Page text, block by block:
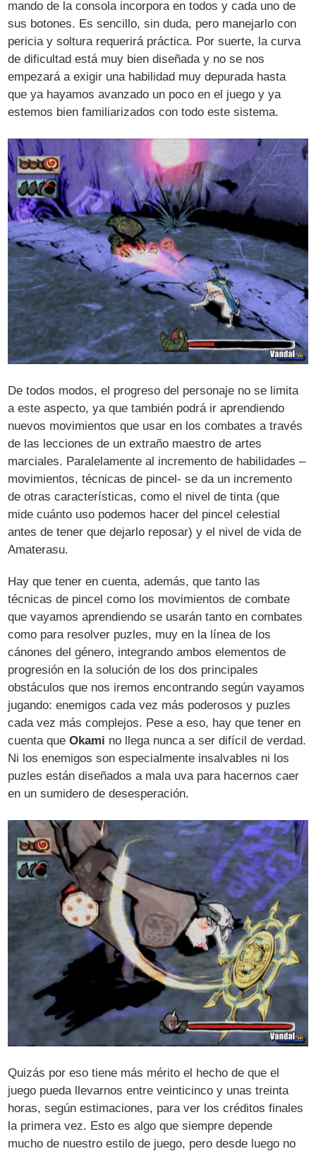
mando de la consola incorpora en todos y cada uno de
sus botones. Es sencillo, sin duda, pero manejarlo con
pericia y soltura requerirá práctica. Por suerte, la curva
de dificultad está muy bien diseñada y no se nos
empezará a exigir una habilidad muy depurada hasta
que ya hayamos avanzado un poco en el juego y ya
estemos bien familiarizados con todo este sistema.
De todos modos, el progreso del personaje no se limita
a este aspecto, ya que también podrá ir aprendiendo
nuevos movimientos que usar en los combates a través
de las lecciones de un extraño maestro de artes
marciales. Paralelamente al incremento de habilidades –
movimientos, técnicas de pincel- se da un incremento
de otras características, como el nivel de tinta (que
mide cuánto uso podemos hacer del pincel celestial
antes de tener que dejarlo reposar) y el nivel de vida de
Amaterasu.
Hay que tener en cuenta, además, que tanto las
técnicas de pincel como los movimientos de combate
que vayamos aprendiendo se usarán tanto en combates
como para resolver puzles, muy en la línea de los
cánones del género, integrando ambos elementos de
progresión en la solución de los dos principales
obstáculos que nos iremos encontrando según vayamos
jugando: enemigos cada vez más poderosos y puzles
cada vez más complejos. Pese a eso, hay que tener en
cuenta queOkami no llega nunca a ser difícil de verdad.
Ni los enemigos son especialmente insalvables ni los
puzles están diseñados a mala uva para hacernos caer
en un sumidero de desesperación.
Quizás por eso tiene más mérito el hecho de que el
juego pueda llevarnos entre veinticinco y unas treinta
horas, según estimaciones, para ver los créditos finales
la primera vez. Esto es algo que siempre depende
mucho de nuestro estilo de juego, pero desde luego no